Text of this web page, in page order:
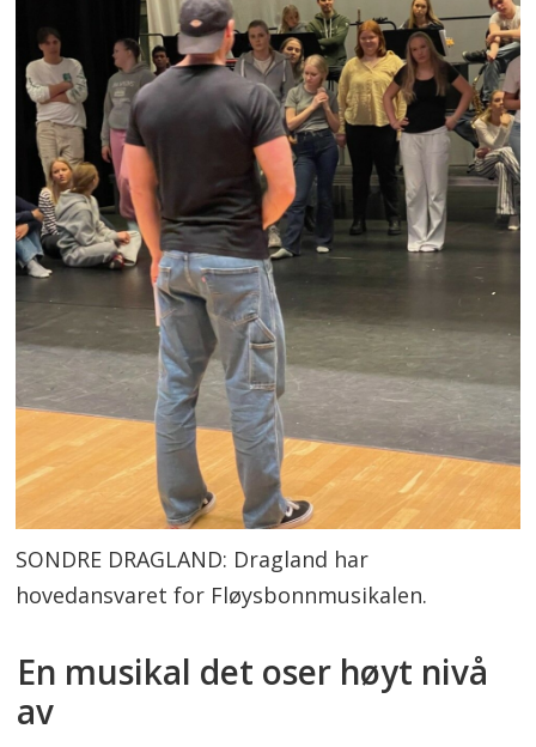
SONDRE DRAGLAND: Dragland har
hovedansvaret for Fløysbonnmusikalen.
En musikal det oser høyt nivå
av